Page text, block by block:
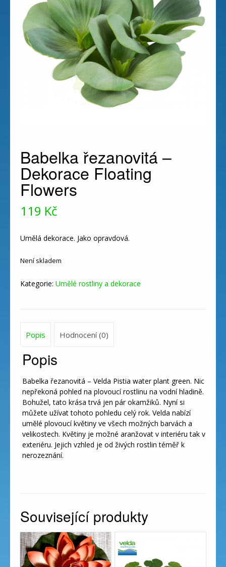
Babelka řezanovitá –
Dekorace Floating
Flowers
119 Kč
Umělá dekorace. Jako opravdová.
Není skladem
Kategorie: Umělé rostliny a dekorace
Popis Hodnocení (0)
Popis
Babelka řezanovitá – Velda Pistia water plant green. Nic
nepřekoná pohled na plovoucí rostlinu na vodní hladině.
Bohužel, tato krása trvá jen pár okamžiků. Nyní si
můžete užívat tohoto pohledu celý rok. Velda nabízí
umělé plovoucí květiny ve všech možných barvách a
velikostech. Květiny je možné aranžovat v interiéru tak v
exteriéru. Jejich vzhled je od živých rostlin téměř k
nerozeznání.
Související produkty